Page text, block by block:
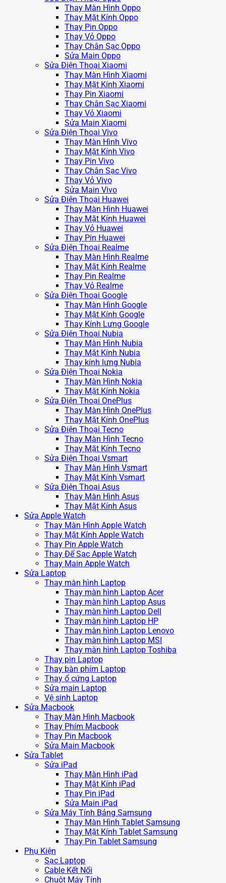
Thay Màn Hình Oppo
Thay Mặt Kính Oppo
Thay Pin Oppo
Thay Vỏ Oppo
Thay Chân Sạc Oppo
Sửa Main Oppo
Sửa Điện Thoại Xiaomi
Thay Màn Hình Xiaomi
Thay Mặt Kính Xiaomi
Thay Pin Xiaomi
Thay Chân Sạc Xiaomi
Thay Vỏ Xiaomi
Sửa Main Xiaomi
Sửa Điện Thoại Vivo
Thay Màn Hình Vivo
Thay Mặt Kính Vivo
Thay Pin Vivo
Thay Chân Sạc Vivo
Thay Vỏ Vivo
Sửa Main Vivo
Sửa Điện Thoại Huawei
Thay Màn Hình Huawei
Thay Mặt Kính Huawei
Thay Vỏ Huawei
Thay Pin Huawei
Sửa Điện Thoại Realme
Thay Màn Hình Realme
Thay Mặt Kính Realme
Thay Pin Realme
Thay Vỏ Realme
Sửa Điện Thoại Google
Thay Màn Hình Google
Thay Mặt Kính Google
Thay Kính Lưng Google
Sửa Điện Thoại Nubia
Thay Màn Hình Nubia
Thay Mặt Kính Nubia
Thay kính lưng Nubia
Sửa Điện Thoại Nokia
Thay Màn Hình Nokia
Thay Mặt Kính Nokia
Sửa Điện Thoại OnePlus
Thay Màn Hình OnePlus
Thay Mặt Kính OnePlus
Sửa Điện Thoại Tecno
Thay Màn Hình Tecno
Thay Mặt Kính Tecno
Sửa Điện Thoại Vsmart
Thay Màn Hình Vsmart
Thay Mặt Kính Vsmart
Sửa Điện Thoại Asus
Thay Màn Hình Asus
Thay Mặt Kính Asus
Sửa Apple Watch
Thay Màn Hình Apple Watch
Thay Mặt Kính Apple Watch
Thay Pin Apple Watch
Thay Đế Sạc Apple Watch
Thay Main Apple Watch
Sửa Laptop
Thay màn hình Laptop
Thay màn hình Laptop Acer
Thay màn hình Laptop Asus
Thay màn hình Laptop Dell
Thay màn hình Laptop HP
Thay màn hình Laptop Lenovo
Thay màn hình Laptop MSI
Thay màn hình Laptop Toshiba
Thay pin Laptop
Thay bàn phím Laptop
Thay ổ cứng Laptop
Sửa main Laptop
Vệ sinh Laptop
Sửa Macbook
Thay Màn Hình Macbook
Thay Phím Macbook
Thay Pin Macbook
Sửa Main Macbook
Sửa Tablet
Sửa iPad
Thay Màn Hình iPad
Thay Mặt Kính iPad
Thay Pin iPad
Sửa Main iPad
Sửa Máy Tính Bảng Samsung
Thay Màn Hình Tablet Samsung
Thay Mặt Kính Tablet Samsung
Thay Pin Tablet Samsung
Phụ Kiện
Sạc Laptop
Cable Kết Nối
Chuột Máy Tính